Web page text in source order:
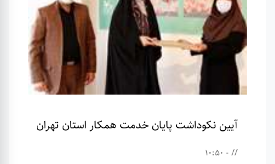
آیین نکوداشت پایان خدمت همکار استان تهران
// - 10:50